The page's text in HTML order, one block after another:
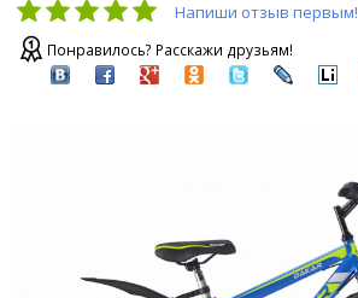
Напиши отзыв первым!
Понравилось? Расскажи друзьям!